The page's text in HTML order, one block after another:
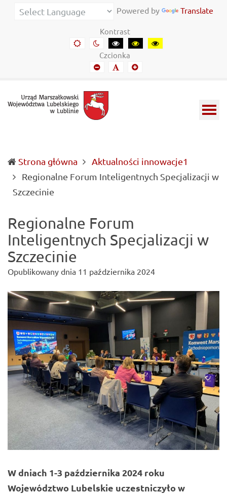
Urząd
Informacje
Lubelszczyźnie
Powered by Translate
Kontrast
Domyślny
kontrast
Kontrast
nocny
Kontrast
czarny-
biały
Kontrast
czarny-
Kontrast
żółto-
Czcionka
Mniejszy
font
Domyślny
font
Mniejszy
Strona główna
Aktualności innowacje1
Regionalne Forum Inteligentnych Specjalizacji w
Szczecinie
Regionalne Forum
Inteligentnych Specjalizacji w
Szczecinie
Opublikowany dnia 11 października 2024
W dniach 1-3 października 2024 roku
Województwo Lubelskie uczestniczyło w